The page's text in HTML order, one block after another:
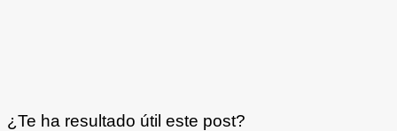
¿Te ha resultado útil este post?